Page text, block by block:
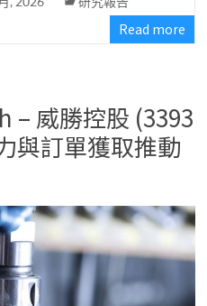
Read more
– 威勝控股 (3393
與訂單獲取推動